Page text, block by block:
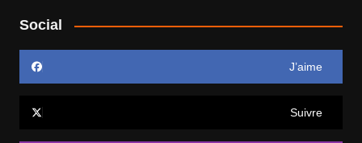
Social
J’aime
Suivre